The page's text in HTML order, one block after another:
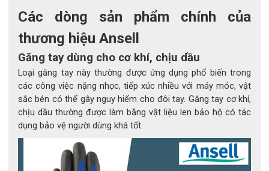
2. Đặc trưng kỹ thuật của TouchNTuff® 92-600
mỡ và dung môi
Không chứa latex
Có – loại bỏ nguy cơ dị ứng
Màu sắc
Xanh lục đặc trưng
Chiều dài
240 mm (9.5 inch) – tiêu chuẩn quốc
tế
Độ dày ngón tay /
lòng bàn tay
0.14 mm / 0.125 mm
Các dòng sản phẩm chính của
thương hiệu Ansell
Găng tay dùng cho cơ khí, chịu dầu
Loại găng tay này thường được ứng dụng phổ biến trong
các công việc nặng nhọc, tiếp xúc nhiều với máy móc, vật
sắc bén có thể gây nguy hiểm cho đôi tay. Găng tay cơ khí,
chịu dầu thường được làm bằng vật liệu len bảo hộ có tác
dụng bảo vệ người dùng khá tốt.